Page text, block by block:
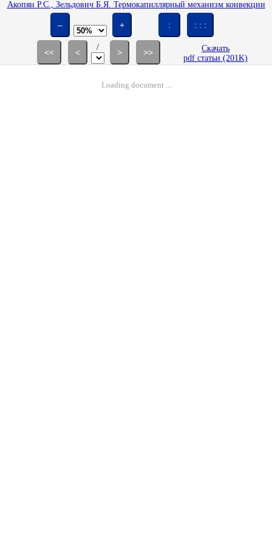
Акопян Р.С., Зельдович Б.Я. Термокапиллярный механизм конвекции
в жидкостях, обусловленный поглощением пространственно-
периодического лазерного излучени // Изв. АН СССР. МЖГ. 1985.
№ 5. С. 47-50.
– + : : : :
<< <
/
> >>
Скачать
pdf статьи (201K)
Loading document ...